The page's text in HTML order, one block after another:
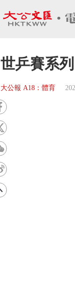
世乒賽系
大公報 A18：體育